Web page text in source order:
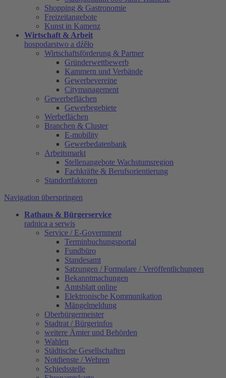
Shopping & Gastronomie
Freizeitangebote
Kunst in Kamenz
Wirtschaft & Arbeit
hospodarstwo a dźěło
Wirtschaftsförderung & Partner
Gründerwettbewerb
Kammern und Verbände
Gewerbevereine
Citymanagement
Gewerbeflächen
Gewerbegebiete
Werbeflächen
Branchen & Cluster
E-mobility
Gewerbedatenbank
Arbeitsmarkt
Stellenangebote Wachstumsregion
Fachkräfte & Berufsorientierung
Standortfaktoren
Navigation überspringen
Rathaus & Bürgerservice
radnica a serwis
Service / E-Government
Terminbuchungsportal
Fundbüro
Standesamt
Satzungen / Formulare / Veröffentlichungen
Bekanntmachungen
Amtsblatt online
Elektronische Kommunikation
Mängelmeldung
Oberbürgermeister
Stadtrat / Bürgerinfos
weitere Ämter und Behörden
Wahlen
Städtische Gesellschaften
Notdienste / Wehren
Schiedsstelle